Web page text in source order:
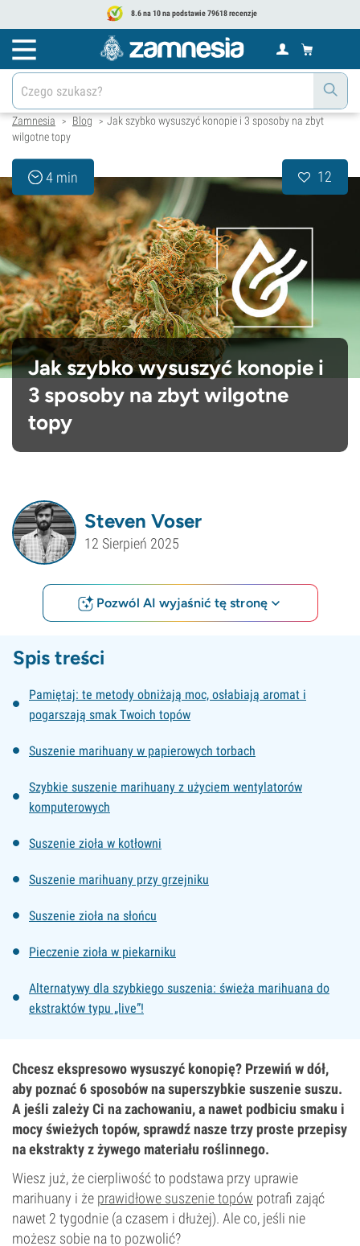
8.6 na 10 na podstawie 79618 recenzje
Zamnesia > Blog > Jak szybko wysuszyć konopie i 3 sposoby na zbyt
wilgotne topy
4 min 12
Jak szybko wysuszyć konopie i
3 sposoby na zbyt wilgotne
topy
Steven Voser
12 Sierpień 2025
Pozwól AI wyjaśnić tę stronę
Spis treści
Pamiętaj: te metody obniżają moc, osłabiają aromat i
pogarszają smak Twoich topów
Suszenie marihuany w papierowych torbach
Szybkie suszenie marihuany z użyciem wentylatorów
komputerowych
Suszenie zioła w kotłowni
Suszenie marihuany przy grzejniku
Suszenie zioła na słońcu
Pieczenie zioła w piekarniku
Alternatywy dla szybkiego suszenia: świeża marihuana do
ekstraktów typu „live”!
Chcesz ekspresowo wysuszyć konopię? Przewiń w dół,
aby poznać 6 sposobów na superszybkie suszenie suszu.
A jeśli zależy Ci na zachowaniu, a nawet podbiciu smaku i
mocy świeżych topów, sprawdź nasze trzy proste przepisy
na ekstrakty z żywego materiału roślinnego.
Wiesz już, że cierpliwość to podstawa przy uprawie
marihuany i że prawidłowe suszenie topów potrafi zająć
nawet 2 tygodnie (a czasem i dłużej). Ale co, jeśli nie
możesz sobie na to pozwolić?